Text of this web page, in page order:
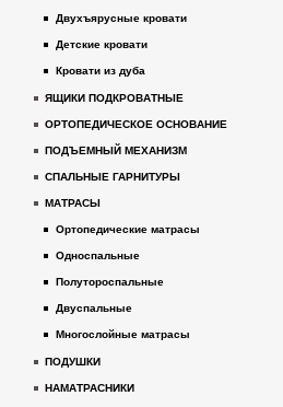
Двухъярусные кровати
Детские кровати
Кровати из дуба
ЯЩИКИ ПОДКРОВАТНЫЕ
ОРТОПЕДИЧЕСКОЕ ОСНОВАНИЕ
ПОДЪЕМНЫЙ МЕХАНИЗМ
СПАЛЬНЫЕ ГАРНИТУРЫ
МАТРАСЫ
Ортопедические матрасы
Односпальные
Полутороспальные
Двуспальные
Многослойные матрасы
ПОДУШКИ
НАМАТРАСНИКИ